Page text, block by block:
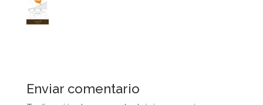
Enviar comentario